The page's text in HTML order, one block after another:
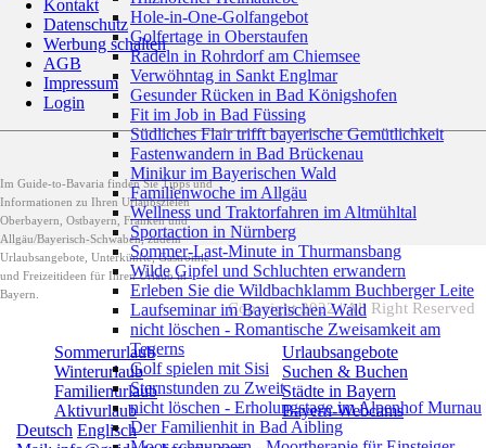
Kontakt
Datenschutz
Werbung schalten
AGB
Impressum
Login
Im Guide-to-Bavaria finden Sie Tipps und
Informationen zu Ihren Urlaubszielen
Oberbayern, Ostbayern, Franken und
Allgäu/Bayerisch-Schwaben, zudem
Urlaubsangebote, Unterkünfte, Gastromie
und Freizeitideen für Ihren Urlaub in
Bayern.
Sommerurlaub
Winterurlaub
Familienurlaub
Aktivurlaub
Urlaubsangebote
Suchen & Buchen
Städte in Bayern
Bayern-Webcams
Deutsch Englisch
Copyright 2022 | All Right Reserved
Hole-in-One-Golfangebot
Golfertage in Oberstaufen
Radeln in Rohrdorf am Chiemsee
Verwöhntag in Sankt Englmar
Gesunder Rücken in Bad Königshofen
Fit im Job in Bad Füssing
Südliches Flair trifft bayerische Gemütlichkeit
Fastenwandern in Bad Brückenau
Minikur im Bayerischen Wald
Familienwoche im Allgäu
Wellness und Traktorfahren im Altmühltal
Sportaction in Nürnberg
Sommer-Last-Minute in Thurmansbang
Wilde Gipfel und Schluchten erwandern
Erleben Sie die Wildbachklamm Buchberger Leite
Laufseminar im Bayerischen Wald
nicht löschen - Romantische Zweisamkeit am
Tegerns
Golf spielen mit Sisi
Sternstunden zu Zweit
nicht löschen - Erholungstage im Alpenhof Murnau
Der Familienhit in Bad Aibling